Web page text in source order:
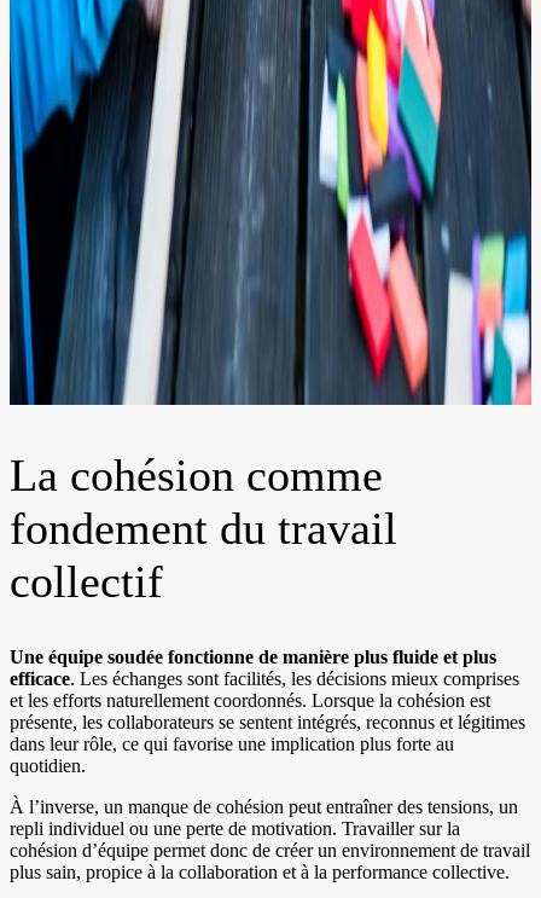
La cohésion comme
fondement du travail
collectif
Une équipe soudée fonctionne de manière plus fluide et plus
efficace. Les échanges sont facilités, les décisions mieux comprises
et les efforts naturellement coordonnés. Lorsque la cohésion est
présente, les collaborateurs se sentent intégrés, reconnus et légitimes
dans leur rôle, ce qui favorise une implication plus forte au
quotidien.
À l’inverse, un manque de cohésion peut entraîner des tensions, un
repli individuel ou une perte de motivation. Travailler sur la
cohésion d’équipe permet donc de créer un environnement de travail
plus sain, propice à la collaboration et à la performance collective.